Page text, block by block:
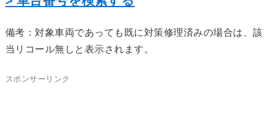
備考：対象車両であっても既に対策修理済みの場合は、該
当リコール無しと表示されます。
スポンサーリンク